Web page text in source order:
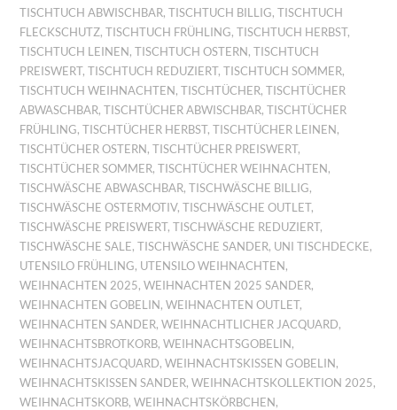
TISCHTUCH ABWISCHBAR,TISCHTUCH BILLIG,TISCHTUCH
FLECKSCHUTZ,TISCHTUCH FRÜHLING,TISCHTUCH HERBST,
TISCHTUCH LEINEN,TISCHTUCH OSTERN,TISCHTUCH
PREISWERT,TISCHTUCH REDUZIERT,TISCHTUCH SOMMER,
TISCHTUCH WEIHNACHTEN,TISCHTÜCHER,TISCHTÜCHER
ABWASCHBAR,TISCHTÜCHER ABWISCHBAR,TISCHTÜCHER
FRÜHLING,TISCHTÜCHER HERBST,TISCHTÜCHER LEINEN,
TISCHTÜCHER OSTERN,TISCHTÜCHER PREISWERT,
TISCHTÜCHER SOMMER,TISCHTÜCHER WEIHNACHTEN,
TISCHWÄSCHE ABWASCHBAR,TISCHWÄSCHE BILLIG,
TISCHWÄSCHE OSTERMOTIV,TISCHWÄSCHE OUTLET,
TISCHWÄSCHE PREISWERT,TISCHWÄSCHE REDUZIERT,
TISCHWÄSCHE SALE,TISCHWÄSCHE SANDER, UNI TISCHDECKE,
UTENSILO FRÜHLING, UTENSILO WEIHNACHTEN,
WEIHNACHTEN 2025,WEIHNACHTEN 2025 SANDER,
WEIHNACHTEN GOBELIN,WEIHNACHTEN OUTLET,
WEIHNACHTEN SANDER,WEIHNACHTLICHER JACQUARD,
WEIHNACHTSBROTKORB,WEIHNACHTSGOBELIN,
WEIHNACHTSJACQUARD,WEIHNACHTSKISSEN GOBELIN,
WEIHNACHTSKISSEN SANDER,WEIHNACHTSKOLLEKTION 2025,
WEIHNACHTSKORB,WEIHNACHTSKÖRBCHEN,